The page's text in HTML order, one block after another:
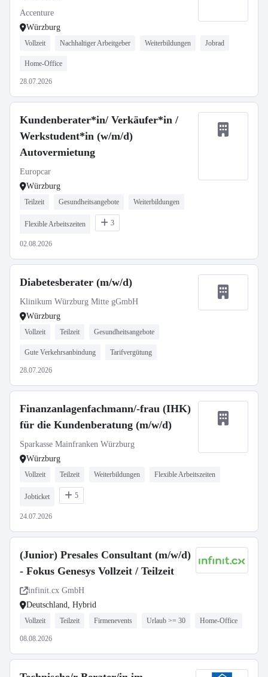
Accenture
Würzburg
Vollzeit Nachhaltiger Arbeitgeber Weiterbildungen Jobrad
Home-Office
28.07.2026
Kundenberater*in/ Verkäufer*in /
Werkstudent*in (w/m/d)
Autovermietung
Europcar
Würzburg
Teilzeit Gesundheitsangebote Weiterbildungen
Flexible Arbeitszeiten 3
02.08.2026
Diabetesberater (m/w/d)
Klinikum Würzburg Mitte gGmbH
Würzburg
Vollzeit Teilzeit Gesundheitsangebote
Gute Verkehrsanbindung Tarifvergütung
28.07.2026
Finanzanlagenfachmann/-frau (IHK)
für die Kundenberatung (m/w/d)
Sparkasse Mainfranken Würzburg
Würzburg
Vollzeit Teilzeit Weiterbildungen Flexible Arbeitszeiten
Jobticket 5
24.07.2026
(Junior) Presales Consultant (m/w/d)
- Fokus Genesys Vollzeit / Teilzeit
infinit.cx GmbH
Deutschland, Hybrid
Vollzeit Teilzeit Firmenevents Urlaub >= 30 Home-Office
08.08.2026